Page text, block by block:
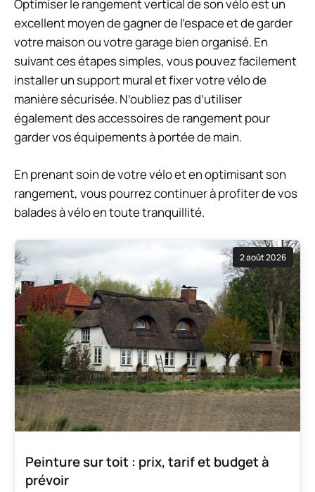
Optimiser le rangement vertical de son vélo est un
excellent moyen de gagner de l’espace et de garder
votre maison ou votre garage bien organisé. En
suivant ces étapes simples, vous pouvez facilement
installer un support mural et fixer votre vélo de
manière sécurisée. N’oubliez pas d’utiliser
également des accessoires de rangement pour
garder vos équipements à portée de main.
En prenant soin de votre vélo et en optimisant son
rangement, vous pourrez continuer à profiter de vos
balades à vélo en toute tranquillité.
2 août 2026
Peinture sur toit : prix, tarif et budget à
prévoir